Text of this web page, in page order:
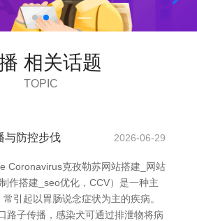
相关话题
TOPIC
与防控步伐 2026-06-29
Coronavirus克孜勒苏网站搭建_网站
作搭建_seo优化，CCV）是一种主
引起以胃肠说念症状为主的疾病。
路子传播，感染犬可通过排泄物将病